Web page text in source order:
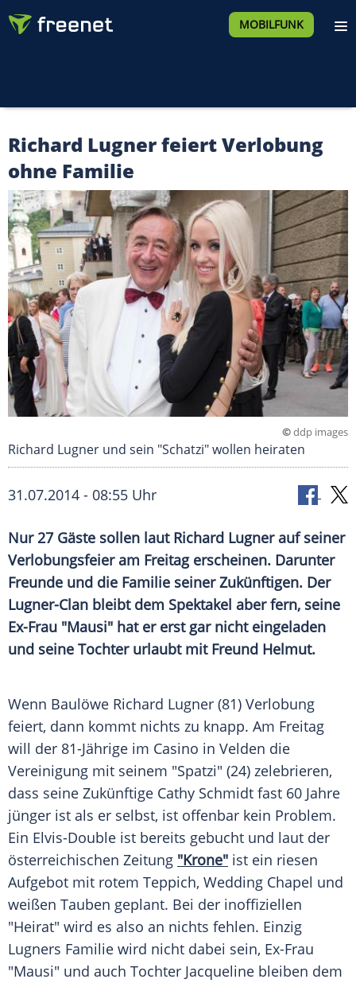
MOBILFUNK
Richard Lugner feiert Verlobung
ohne Familie
©ddp images
Richard Lugner und sein "Schatzi" wollen heiraten
31.07.2014 - 08:55 Uhr
Nur 27 Gäste sollen laut Richard Lugner auf seiner
Verlobungsfeier am Freitag erscheinen. Darunter
Freunde und die Familie seiner Zukünftigen. Der
Lugner-Clan bleibt dem Spektakel aber fern, seine
Ex-Frau "Mausi" hat er erst gar nicht eingeladen
und seine Tochter urlaubt mit Freund Helmut.
Wenn Baulöwe Richard Lugner (81) Verlobung
feiert, dann kommt nichts zu knapp. Am Freitag
will der 81-Jährige im Casino in Velden die
Vereinigung mit seinem "Spatzi" (24) zelebrieren,
dass seine Zukünftige Cathy Schmidt fast 60 Jahre
jünger ist als er selbst, ist offenbar kein Problem.
Ein Elvis-Double ist bereits gebucht und laut der
österreichischen Zeitung "Krone" ist ein riesen
Aufgebot mit rotem Teppich, Wedding Chapel und
weißen Tauben geplant. Bei der inoffiziellen
"Heirat" wird es also an nichts fehlen. Einzig
Lugners Familie wird nicht dabei sein, Ex-Frau
"Mausi" und auch Tochter Jacqueline bleiben dem